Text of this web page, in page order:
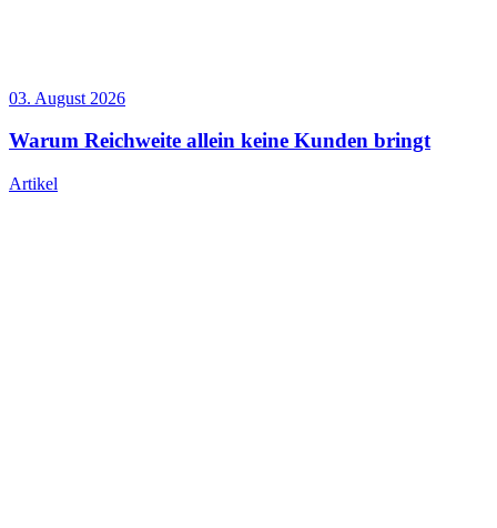
03. August 2026
Warum Reichweite allein keine Kunden bringt
Artikel